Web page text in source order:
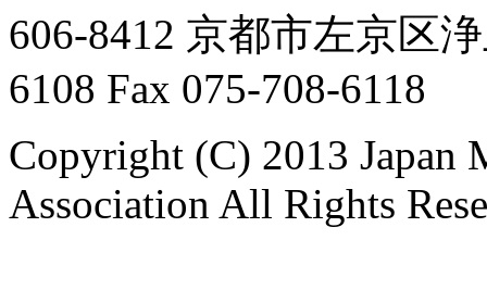
606-8412 京都市左京区
6108 Fax 075-708-6118
Copyright (C) 2013 Japan
Association All Rights